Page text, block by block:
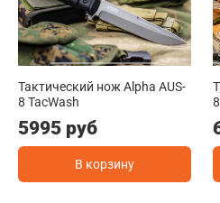
Тактический нож Alpha AUS-
8 TacWash
5995 руб
В корзину